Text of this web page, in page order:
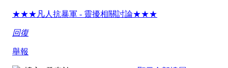
★★★凡人抗暴軍 - 靈擾相關討論★★★
回復
舉報